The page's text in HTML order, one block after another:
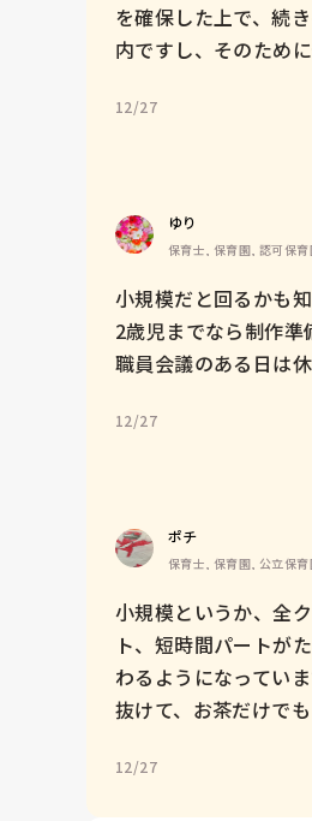
を確保した上で、続
内ですし、そのため
12/27
ゆり
保育士, 保育園, 認可保育
小規模だと回るかも
2歳児までなら制作準
職員会議のある日は
12/27
ポチ
保育士, 保育園, 公立保
小規模というか、全
ト、短時間パートが
わるようになってい
抜けて、お茶だけで
12/27